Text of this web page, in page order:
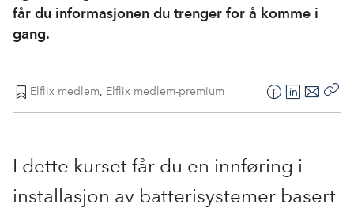
får du informasjonen du trenger for å komme i
gang.
Elflix medlem, Elflix medlem-premium
F
a
e
b
o
L
i
e
d
E
-
t
I dette kurset får du en innføring i
installasjon av batterisystemer basert